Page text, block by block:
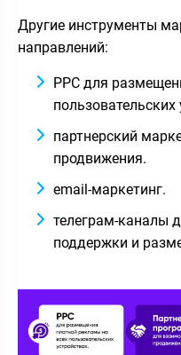
Другие инструменты
направлений:
PPC для
пользовательских
партнерский
продвижения.
email-маркетинг.
телеграм-каналы
поддержки и